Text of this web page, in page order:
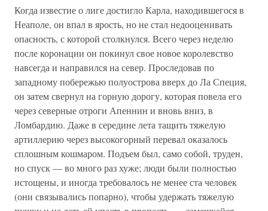
Когда известие о лиге достигло Карла, находившегося в
Неаполе, он впал в ярость, но не стал недооценивать
опасность, с которой столкнулся. Всего через неделю
после коронации он покинул свое новое королевство
навсегда и направился на север. Проследовав по
западному побережью полуострова вверх до Ла Специя,
он затем свернул на горную дорогу, которая повела его
через северные отроги Апеннин и вновь вниз, в
Ломбардию. Даже в середине лета тащить тяжелую
артиллерию через высокогорный перевал оказалось
сплошным кошмаром. Подъем был, само собой, труден,
но спуск — во много раз хуже; люди были полностью
истощены, и иногда требовалось не менее ста человек
(они связывались попарно), чтобы удержать тяжелую